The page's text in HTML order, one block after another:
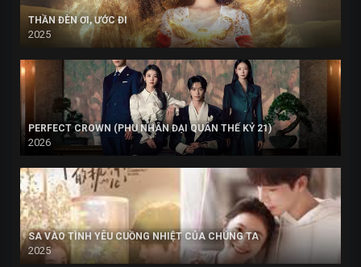
THẦN ĐÈN ƠI, ƯỚC ĐI
2025
PERFECT CROWN (PHU NHÂN ĐẠI QUÂN THẾ KỶ 21)
2026
SA VÀO TÌNH YÊU CUỒNG NHIỆT CỦA CHÚNG TA
2025